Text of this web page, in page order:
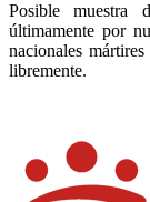
Posible muestra
últimamente por
nacionales
libremente.